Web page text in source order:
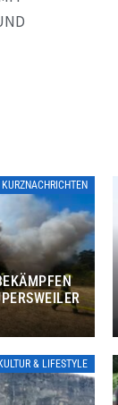
KURZNACHRICHTEN
& LIFESTYLE